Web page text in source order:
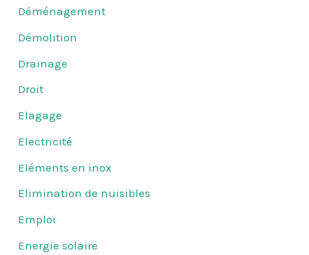
Déménagement
Démolition
Drainage
Droit
Elagage
Electricité
Eléments en inox
Elimination de nuisibles
Emploi
Energie solaire